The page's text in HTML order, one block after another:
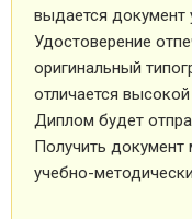
выдается документ
Удостоверение
оригинальный
отличается
Диплом будет
Получить
учебно-